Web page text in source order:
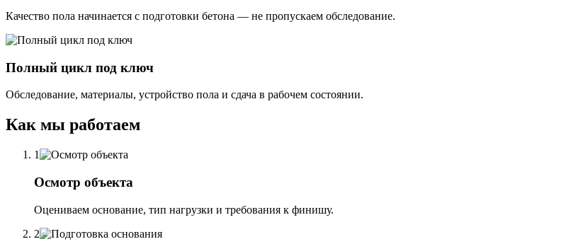
Качество пола начинается с подготовки бетона — не пропускаем обследование.
Полный цикл под ключ
Обследование, материалы, устройство пола и сдача в рабочем состоянии.
Как мы работаем
1
Осмотр объекта
Оцениваем основание, тип нагрузки и требования к финишу.
2